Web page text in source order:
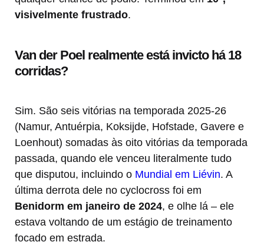
visivelmente frustrado.
Van der Poel realmente está invicto há 18
corridas?
Sim. São seis vitórias na temporada 2025-26
(Namur, Antuérpia, Koksijde, Hofstade, Gavere e
Loenhout) somadas às oito vitórias da temporada
passada, quando ele venceu literalmente tudo
que disputou, incluindo o Mundial em Liévin. A
última derrota dele no cyclocross foi em
Benidorm em janeiro de 2024, e olhe lá – ele
estava voltando de um estágio de treinamento
focado em estrada.